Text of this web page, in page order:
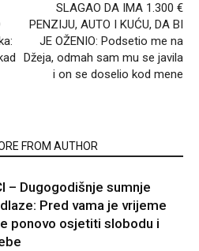
SLAGAO DA IMA 1.300 €
PENZIJU, AUTO I KUĆU, DA BI
JE OŽENIO: Podsetio me na
Džeja, odmah sam mu se javila
i on se doselio kod mene
FROM AUTHOR
– Dugogodišnje sumnje
Pred vama je vrijeme
ponovo osjetiti slobodu i